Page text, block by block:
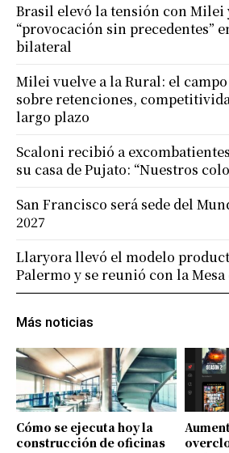
Más noticias
Cómo se ejecuta hoy la
construcción de oficinas
Brasil elevó la tensión con Milei
“provocación sin precedentes”
bilateral
Milei vuelve a la Rural: el campo
sobre retenciones,
largo plazo
Scaloni recibió a
su casa de Pujato: “Nuestros
San Francisco será sede del
2027
Llaryora llevó el modelo
Palermo y se reunió con la Mesa